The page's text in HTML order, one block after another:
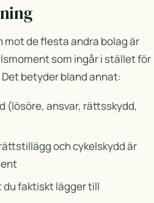
mot de flesta andra bolag är
som ingår i stället för
betyder bland annat:
(lösöre, ansvar, rättsskydd,
och cykelskydd är
du faktiskt lägger till